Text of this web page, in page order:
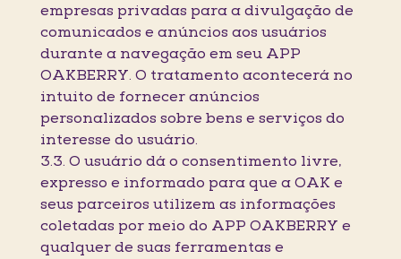
empresas privadas para a divulgação de
comunicados e anúncios aos usuários
durante a navegação em seu APP
OAKBERRY. O tratamento acontecerá no
intuito de fornecer anúncios
personalizados sobre bens e serviços do
interesse do usuário.
3.3. O usuário dá o consentimento livre,
expresso e informado para que a OAK e
seus parceiros utilizem as informações
coletadas por meio do APP OAKBERRY e
qualquer de suas ferramentas e